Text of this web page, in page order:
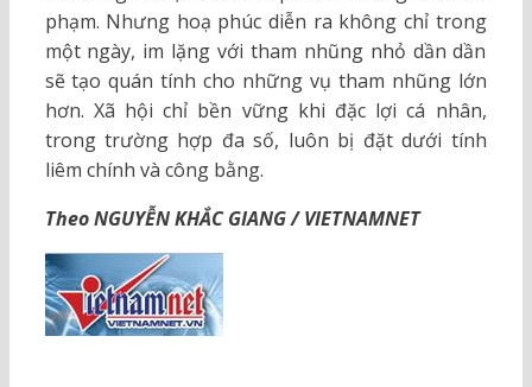
phạm. Nhưng hoạ phúc diễn ra không chỉ trong
một ngày, im lặng với tham nhũng nhỏ dần dần
sẽ tạo quán tính cho những vụ tham nhũng lớn
hơn. Xã hội chỉ bền vững khi đặc lợi cá nhân,
trong trường hợp đa số, luôn bị đặt dưới tính
liêm chính và công bằng.
Theo NGUYỄN KHẮC GIANG / VIETNAMNET